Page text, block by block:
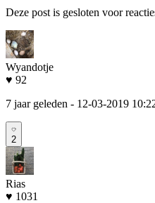
Deze post is gesloten voor
Wyandotje
♥ 92
7 jaar geleden - 12-03-2019
2
Rias
♥ 1031